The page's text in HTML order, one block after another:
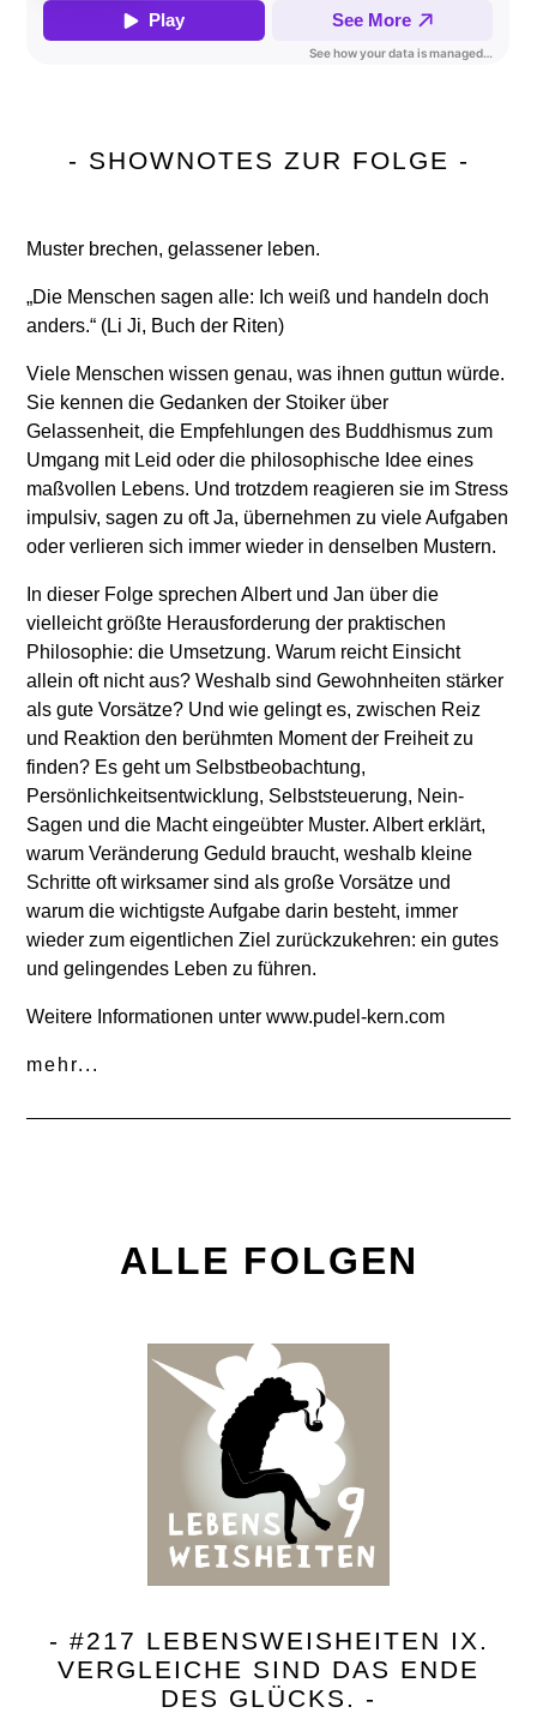
- SHOWNOTES ZUR FOLGE -
Muster brechen, gelassener leben.
„Die Menschen sagen alle: Ich weiß und handeln doch
anders.“ (Li Ji, Buch der Riten)
Viele Menschen wissen genau, was ihnen guttun würde.
Sie kennen die Gedanken der Stoiker über
Gelassenheit, die Empfehlungen des Buddhismus zum
Umgang mit Leid oder die philosophische Idee eines
maßvollen Lebens. Und trotzdem reagieren sie im Stress
impulsiv, sagen zu oft Ja, übernehmen zu viele Aufgaben
oder verlieren sich immer wieder in denselben Mustern.
In dieser Folge sprechen Albert und Jan über die
vielleicht größte Herausforderung der praktischen
Philosophie: die Umsetzung. Warum reicht Einsicht
allein oft nicht aus? Weshalb sind Gewohnheiten stärker
als gute Vorsätze? Und wie gelingt es, zwischen Reiz
und Reaktion den berühmten Moment der Freiheit zu
finden? Es geht um Selbstbeobachtung,
Persönlichkeitsentwicklung, Selbststeuerung, Nein-
Sagen und die Macht eingeübter Muster. Albert erklärt,
warum Veränderung Geduld braucht, weshalb kleine
Schritte oft wirksamer sind als große Vorsätze und
warum die wichtigste Aufgabe darin besteht, immer
wieder zum eigentlichen Ziel zurückzukehren: ein gutes
und gelingendes Leben zu führen.
Weitere Informationen unterwww.pudel-kern.com
mehr...
ALLE FOLGEN
- #217 LEBENSWEISHEITEN IX.
VERGLEICHE SIND DAS ENDE
DES GLÜCKS. -